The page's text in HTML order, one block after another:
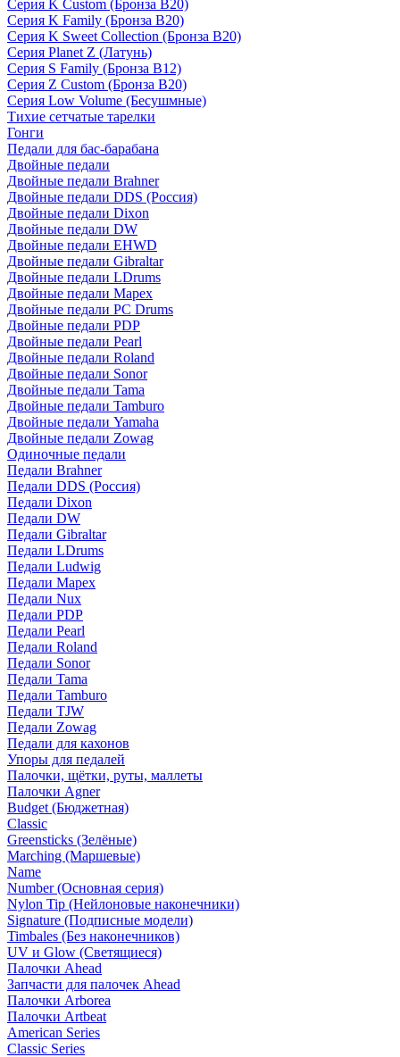
Серия K Custom (Бронза B20)
Серия K Family (Бронза B20)
Серия K Sweet Collection (Бронза B20)
Серия Planet Z (Латунь)
Серия S Family (Бронза B12)
Серия Z Custom (Бронза B20)
Серия Low Volume (Бесушмные)
Тихие сетчатые тарелки
Гонги
Педали для бас-барабана
Двойные педали
Двойные педали Brahner
Двойные педали DDS (Россия)
Двойные педали Dixon
Двойные педали DW
Двойные педали EHWD
Двойные педали Gibraltar
Двойные педали LDrums
Двойные педали Mapex
Двойные педали PC Drums
Двойные педали PDP
Двойные педали Pearl
Двойные педали Roland
Двойные педали Sonor
Двойные педали Tama
Двойные педали Tamburo
Двойные педали Yamaha
Двойные педали Zowag
Одиночные педали
Педали Brahner
Педали DDS (Россия)
Педали Dixon
Педали DW
Педали Gibraltar
Педали LDrums
Педали Ludwig
Педали Mapex
Педали Nux
Педали PDP
Педали Pearl
Педали Roland
Педали Sonor
Педали Tama
Педали Tamburo
Педали TJW
Педали Zowag
Педали для кахонов
Упоры для педалей
Палочки, щётки, руты, маллеты
Палочки Agner
Budget (Бюджетная)
Classic
Greensticks (Зелёные)
Marching (Маршевые)
Name
Number (Основная серия)
Nylon Tip (Нейлоновые наконечники)
Signature (Подписные модели)
Timbales (Без наконечников)
UV и Glow (Светящиеся)
Палочки Ahead
Запчасти для палочек Ahead
Палочки Arborea
Палочки Artbeat
American Series
Classic Series